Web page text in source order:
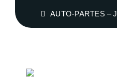
AUTO-PARTES –